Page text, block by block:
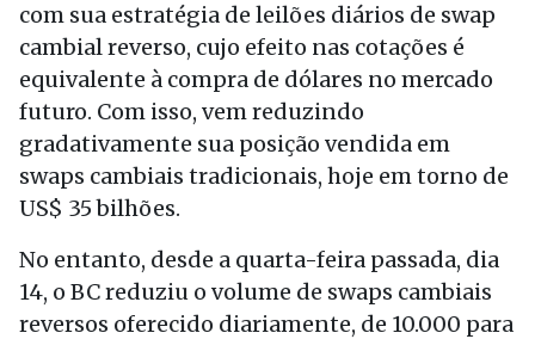
com sua estratégia de leilões diários de swap
cambial reverso, cujo efeito nas cotações é
equivalente à compra de dólares no mercado
futuro. Com isso, vem reduzindo
gradativamente sua posição vendida em
swaps cambiais tradicionais, hoje em torno de
US$ 35 bilhões.
No entanto, desde a quarta-feira passada, dia
14, o BC reduziu o volume de swaps cambiais
reversos oferecido diariamente, de 10.000 para